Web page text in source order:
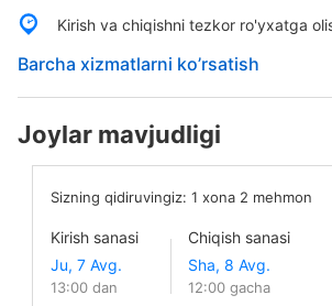
Kirish va chiqishni tezkor ro'yxatga
Barcha xizmatlarni ko’rsatish
Joylar mavjudligi
Sizning qidiruvingiz: 1 xona 2 mehmon
Kirish sanasi
13:00 dan
Chiqish sanasi
12:00 gacha